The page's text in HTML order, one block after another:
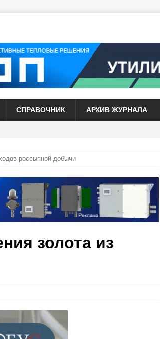
СПРАВОЧНИК АРХИВ ЖУРНАЛА
россыпной добычи
золота из